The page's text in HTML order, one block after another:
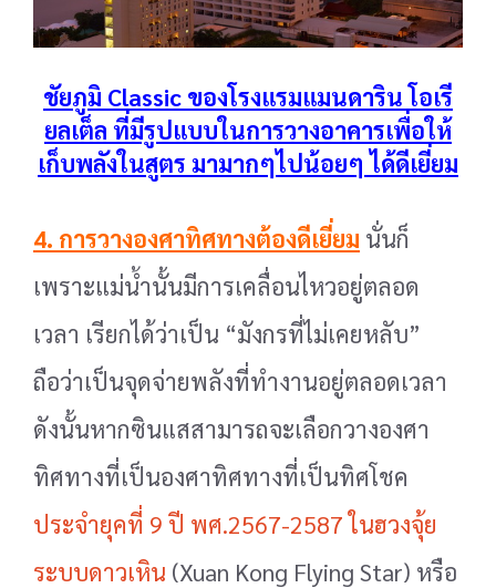
ชัยภูมิ Classic ของโรงแรมแมนดาริน โอเรี
ยลเต็ล ที่มีรูปแบบในการวางอาคารเพื่อให้
เก็บพลังในสูตร มามากๆไปน้อยๆ ได้ดีเยี่ยม
4. การวางองศาทิศทางต้องดีเยี่ยม นั่นก็
เพราะแม่น้ำนั้นมีการเคลื่อนไหวอยู่ตลอด
เวลา เรียกได้ว่าเป็น “มังกรที่ไม่เคยหลับ”
ถือว่าเป็นจุดจ่ายพลังที่ทำงานอยู่ตลอดเวลา
ดังนั้นหากซินแสสามารถจะเลือกวางองศา
ทิศทางที่เป็นองศาทิศทางที่เป็นทิศโชค
ประจำยุคที่ 9 ปี พศ.2567-2587 ในฮวงจุ้ย
ระบบดาวเหิน (Xuan Kong Flying Star) หรือ